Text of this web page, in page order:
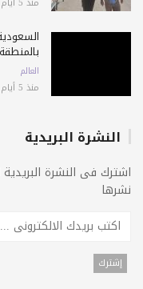
بالمنطقة
العالم
منذ 5 أيام
النشرة البريدية
اشترك فى النشرة
نشرها